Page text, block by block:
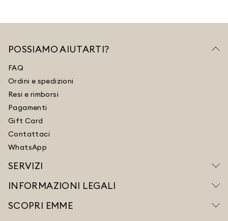
POSSIAMO AIUTARTI?
FAQ
Ordini e spedizioni
Resi e rimborsi
Pagamenti
Gift Card
Contattaci
WhatsApp
SERVIZI
INFORMAZIONI LEGALI
SCOPRI EMME